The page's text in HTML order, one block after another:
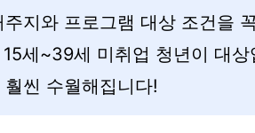
지와 프로그램 대상 조건을
세~39세 미취업 청년이 대상
씬 수월해집니다!